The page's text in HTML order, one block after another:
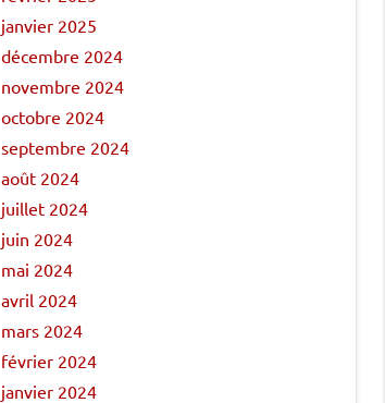
janvier 2025
décembre 2024
novembre 2024
octobre 2024
septembre 2024
août 2024
juillet 2024
juin 2024
mai 2024
avril 2024
mars 2024
février 2024
janvier 2024